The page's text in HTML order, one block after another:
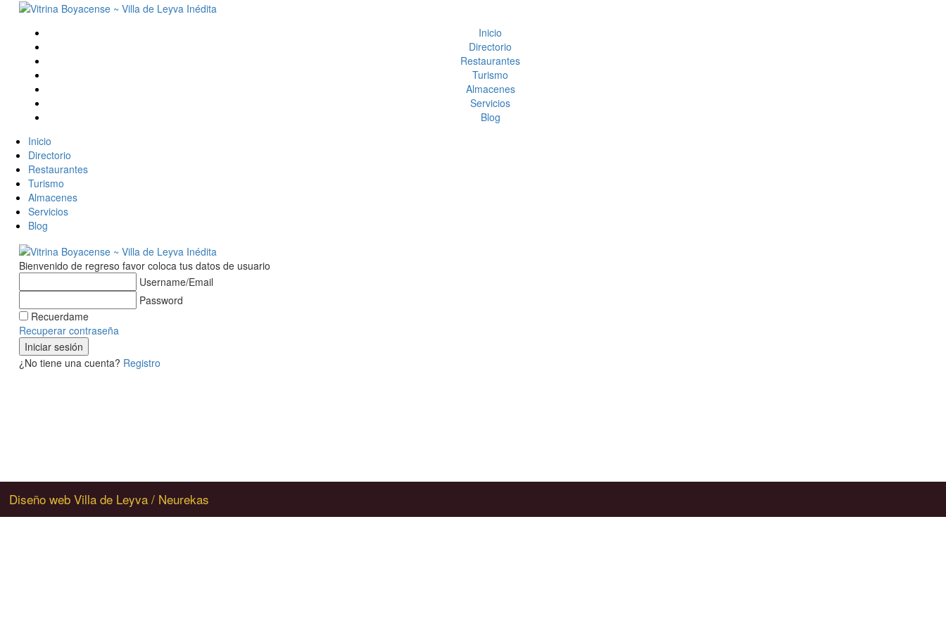
Inicio
Directorio
Restaurantes
Turismo
Almacenes
Servicios
Blog
Inicio
Directorio
Restaurantes
Turismo
Almacenes
Servicios
Blog
Bienvenido de regreso favor coloca tus datos de usuario
Username/Email
Password
Recuerdame
Recuperar contraseña
Iniciar sesión
¿No tiene una cuenta? Registro
Diseño web Villa de Leyva / Neurekas